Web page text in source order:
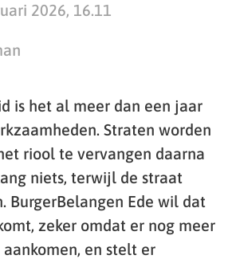
2026, 16.11
is het al meer dan een jaar
Straten worden
riool te vervangen daarna
niets, terwijl de straat
BurgerBelangen Ede wil dat
zeker omdat er nog meer
en stelt er